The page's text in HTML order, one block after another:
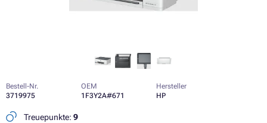
Bestell-Nr.
3719975
OEM
1F3Y2A#671
Hersteller
HP
Treuepunkte: 9